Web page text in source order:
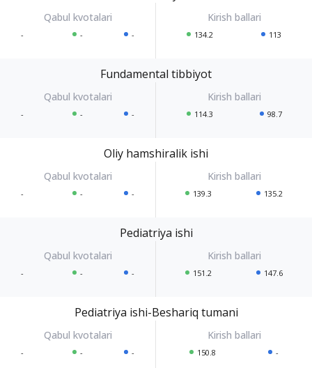
- - - 134.2 113
Fundamental tibbiyot
- - - 114.3 98.7
Oliy hamshiralik ishi
- - - 139.3 135.2
Pediatriya ishi
- - - 151.2 147.6
Pediatriya ishi-Beshariq tumani
- - - 150.8 -